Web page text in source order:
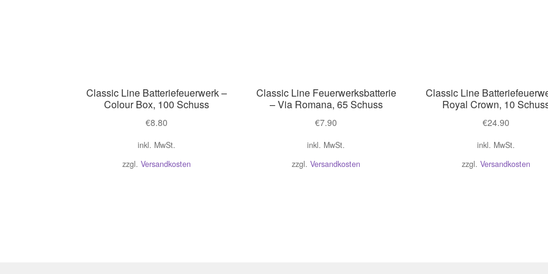
Classic Line Batteriefeuerwerk –
Colour Box, 100 Schuss
€8.80
inkl. MwSt.
zzgl. Versandkosten
Classic Line Feuerwerksbatterie
– Via Romana, 65 Schuss
€7.90
inkl. MwSt.
zzgl.Versandkosten
Classic Line
Royal Crown, 10
€24.90
inkl. MwSt.
zzgl. Versandkosten